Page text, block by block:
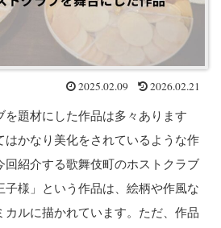
2025.02.09 2026.02.21
を題材にした作品は多々あります
はかなり美化をされているような作
回紹介する歌舞伎町のホストクラブ
子様」という作品は、絵柄や作風な
カルに描かれています。ただ、作品